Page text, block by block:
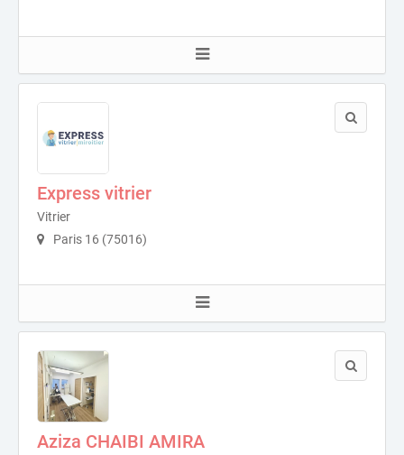
Express vitrier
Vitrier
Paris 16 (75016)
Aziza CHAIBI AMIRA